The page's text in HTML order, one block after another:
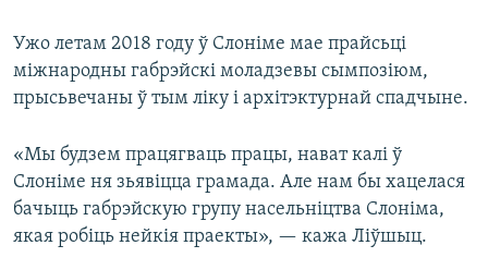
Ужо летам 2018 году ў Слоніме мае прайсьці
міжнародны габрэйскі моладзевы сымпозіюм,
прысьвечаны ў тым ліку і архітэктурнай спадчыне.
«Мы будзем працягваць працы, нават калі ў
Слоніме ня зьявіцца грамада. Але нам бы хацелася
бачыць габрэйскую групу насельніцтва Слоніма,
якая робіць нейкія праекты», — кажа Ліўшыц.